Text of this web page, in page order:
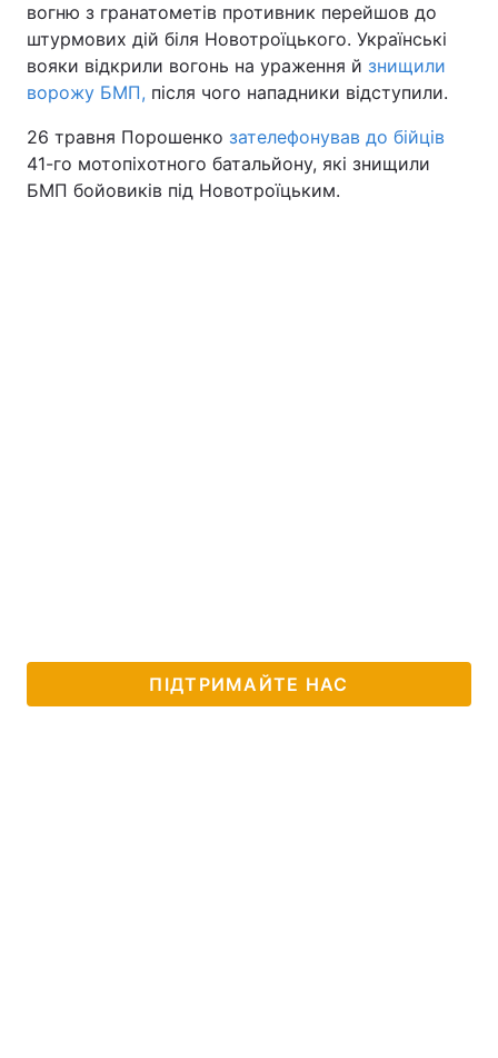
вогню з гранатометів противник перейшов до
штурмових дій біля Новотроїцького. Українські
вояки відкрили вогонь на ураження й знищили
ворожу БМП, після чого нападники відступили.
26 травня Порошенко зателефонував до бійців
41-го мотопіхотного батальйону, які знищили
БМП бойовиків під Новотроїцьким.
ПІДТРИМАЙТЕ НАС